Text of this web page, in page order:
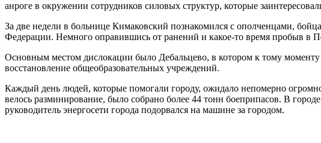
анроге в окружении сотрудников силовых структур, которые
За две недели в больнице Кимаковский познакомился с ополченцами,
Федерации. Немного оправившись от ранений и какое-то время пробыв в
Основным местом дислокации было Дебальцево, в котором к тому
восстановление общеобразовательных учреждений.
Каждый день людей, которые помогали городу, ожидало непомерно
велось разминирование, было собрано более 44 тонн боеприпасов. В
руководитель энергосети города подорвался на машине за городом.